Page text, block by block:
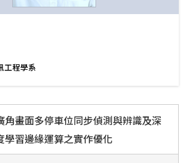
工程學系
角畫面多停車位同步偵測與辨識及深
學習邊緣運算之實作優化